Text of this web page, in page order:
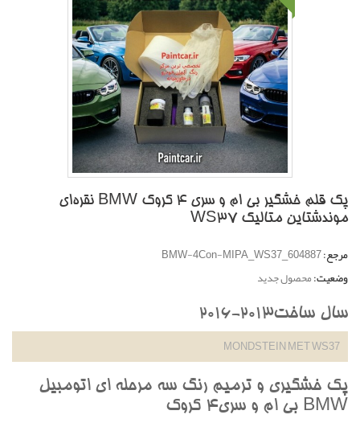
پک قلم خشگير بی ام و سری 4 کروک BMW نقره‌اي
موندشتاين متاليک WS37
مرجع:BMW-4Con-MIPA_WS37_604887
وضعیت:محصول جدید
سال ساخت2013-2016
MONDSTEIN MET WS37
پک خشگيري و ترميم رنگ سه مرحله اي اتومبيل
BMW بي ام و سري4 کروک